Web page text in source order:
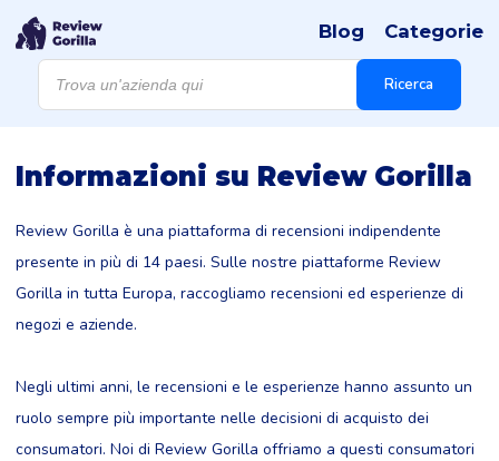
Products
search Ricerca
Blog Categorie
Informazioni su Review Gorilla
Review Gorilla è una piattaforma di recensioni indipendente
presente in più di 14 paesi. Sulle nostre piattaforme Review
Gorilla in tutta Europa, raccogliamo recensioni ed esperienze di
negozi e aziende.
Negli ultimi anni, le recensioni e le esperienze hanno assunto un
ruolo sempre più importante nelle decisioni di acquisto dei
consumatori. Noi di Review Gorilla offriamo a questi consumatori